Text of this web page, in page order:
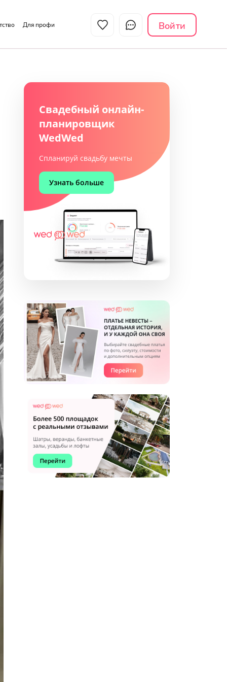
Войти
Для профи
Свадебный онлайн-
планировщик
WedWed
Спланируй свадьбу мечты
Узнать больше